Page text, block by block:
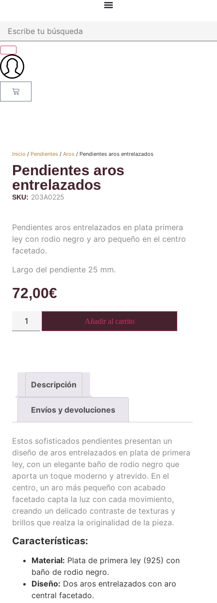
Inicio / Pendientes / Aros / Pendientes aros entrelazados
Pendientes aros
entrelazados
SKU: 203A0225
Pendientes aros entrelazados en plata primera
ley con rodio negro y aro pequeño en el centro
facetado.
Largo del pendiente 25 mm.
72,00€
Añadir al carrito
Descripción
Envíos y devoluciones
Estos sofisticados pendientes presentan un
diseño de aros entrelazados en plata de primera
ley, con un elegante baño de rodio negro que
aporta un toque moderno y atrevido. En el
centro, un aro más pequeño con acabado
facetado capta la luz con cada movimiento,
creando un delicado contraste de texturas y
brillos que realza la originalidad de la pieza.
Características:
Material: Plata de primera ley (925) con
baño de rodio negro.
Diseño: Dos aros entrelazados con aro
central facetado.